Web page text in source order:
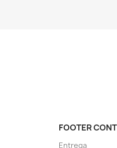
FOOTER
Entrega